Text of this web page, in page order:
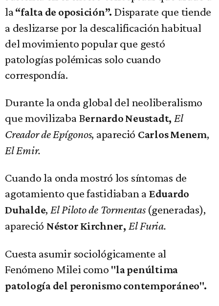
la “falta de oposición”. Disparate que tiende
a deslizarse por la descalificación habitual
del movimiento popular que gestó
patologías polémicas solo cuando
correspondía.
Durante la onda global del neoliberalismo
que movilizaba Bernardo Neustadt, El
Creador de Epígonos, apareció Carlos Menem,
El Emir.
Cuando la onda mostró los síntomas de
agotamiento que fastidiaban a Eduardo
Duhalde, El Piloto de Tormentas(generadas),
apareció Néstor Kirchner, El Furia.
Cuesta asumir sociológicamente al
Fenómeno Milei como "la penúltima
patología del peronismo contemporáneo".